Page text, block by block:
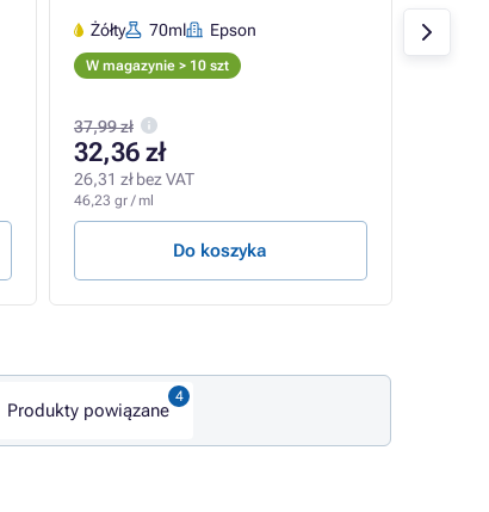
Żółty 70ml Epson
W magazynie > 10 szt
37,99 zł
32,36 zł
26,31 zł bez VAT
46,23 gr / ml
Do koszyka
Produkty powiązane